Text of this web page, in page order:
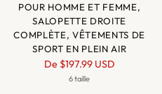
POUR HOMME ET FEMME,
SALOPETTE DROITE
COMPLÈTE, VÊTEMENTS DE
SPORT EN PLEIN AIR
Prix
normal
De $197.99 USD
6 taille